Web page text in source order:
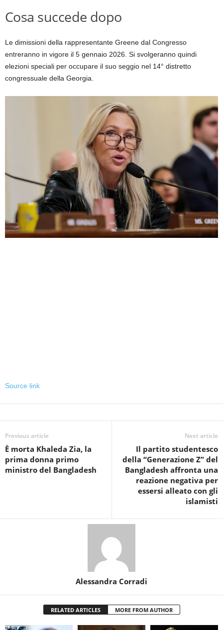
Cosa succede dopo
Le dimissioni della rappresentante Greene dal Congresso
entreranno in vigore il 5 gennaio 2026. Si svolgeranno quindi
elezioni speciali per occupare il suo seggio nel 14° distretto
congressuale della Georgia.
Source link
Previous article
È morta Khaleda Zia, la
prima donna primo
ministro del Bangladesh
Next article
Il partito studentesco
della “Generazione Z” del
Bangladesh affronta una
reazione negativa per
essersi alleato con gli
islamisti
Alessandra Corradi
RELATED ARTICLES MORE FROM AUTHOR